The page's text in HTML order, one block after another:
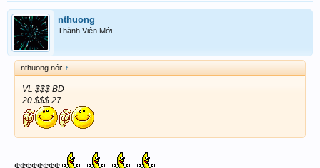
nthuong
Thành Viên Mới
nthuong nói: ↑
VL $$$ BD
20 $$$ 27